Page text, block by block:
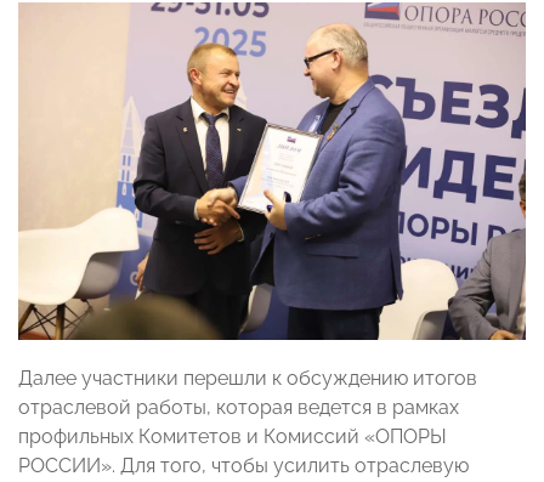
Далее участники перешли к обсуждению итогов
отраслевой работы, которая ведется в рамках
профильных Комитетов и Комиссий «ОПОРЫ
РОССИИ». Для того, чтобы усилить отраслевую